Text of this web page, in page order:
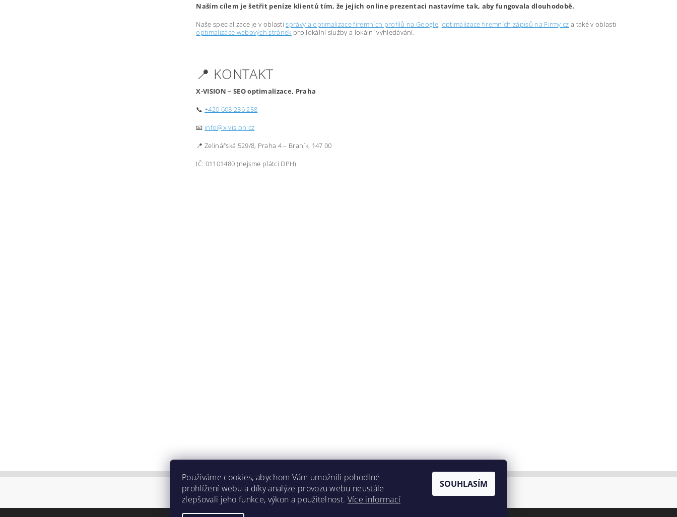
Naším cílem je šetřit peníze klientů tím, že jejich online prezentaci nastavíme tak, aby fungovala dlouhodobě.
Naše specializace je v oblastisprávy a optimalizace firemních profilů na Google, optimalizace firemních zápisů na Firmy.cz a také v oblasti
optimalizace webových stránek pro lokální služby a lokální vyhledávání.
📍 KONTAKT
X-VISION – SEO optimalizace, Praha
📞+420 608 236 258
📧 info@x-vision.cz
📍 Zelinářská 529/8, Praha 4 – Braník, 147 00
IČ: 01101480 (nejsme plátci DPH)
Lokality
Používáme cookies, abychom Vám umožnili pohodlné
prohlížení webu a díky analýze provozu webu neustále
zlepšovali jeho funkce, výkon a použitelnost. Více informací
SOUHLASÍM